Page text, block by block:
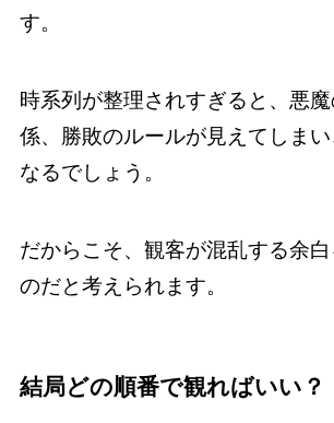
す。
時系列が整理されすぎると、悪
係、勝敗のルールが見えてしまい
なるでしょう。
だからこそ、観客が混乱する余
のだと考えられます。
結局どの順番で観ればいい？